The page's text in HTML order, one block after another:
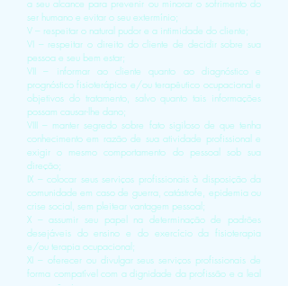
a seu alcance para prevenir ou minorar o sofrimento do
ser humano e evitar o seu extermínio;
V – respeitar o natural pudor e a intimidade do cliente;
VI – respeitar o direito do cliente de decidir sobre sua
pessoa e seu bem estar;
VII – informar ao cliente quanto ao diagnóstico e
prognóstico fisioterápico e/ou terapêutico ocupacional e
objetivos do tratamento, salvo quanto tais informações
possam causar-lhe dano;
VIII – manter segredo sobre fato sigiloso de que tenha
conhecimento em razão de sua atividade profissional e
exigir o mesmo comportamento do pessoal sob sua
direção;
IX – colocar seus serviços profissionais à disposição da
comunidade em caso de guerra, catástrofe, epidemia ou
crise social, sem pleitear vantagem pessoal;
X – assumir seu papel na determinação de padrões
desejáveis do ensino e do exercício da fisioterapia
e/ou terapia ocupacional;
XI – oferecer ou divulgar seus serviços profissionais de
forma compatível com a dignidade da profissão e a leal